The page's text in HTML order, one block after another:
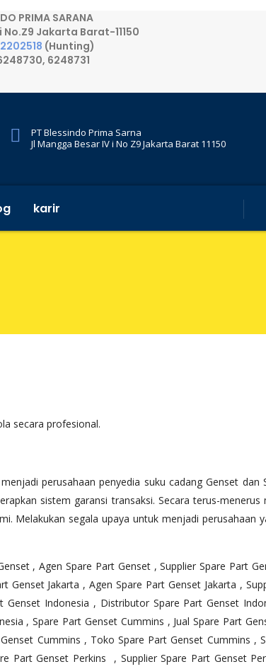
PRIMA SARANA
Jakarta Barat-11150
(Hunting)
6248731
PT Blessindo Prima Sarna
Jl Mangga Besar IV i No Z9 Jakarta Barat 11150
karir
secara profesional.
perusahaan penyedia suku cadang Genset dan
sistem garansi transaksi. Secara terus-
Melakukan segala upaya untuk menjadi perusahaan
, Agen Spare Part Genset , Supplier Spare Part
Jakarta , Agen Spare Part Genset Jakarta ,
Indonesia , Distributor Spare Part Genset
, Spare Part Genset Cummins , Jual Spare Part
Cummins , Toko Spare Part Genset Cummins ,
Part Genset Perkins , Supplier Spare Part Genset